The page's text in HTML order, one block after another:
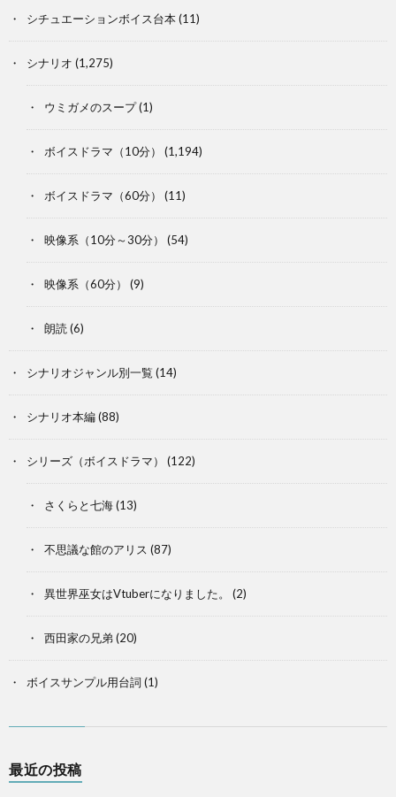
シチュエーションボイス台本(11)
シナリオ (1,275)
ウミガメのスープ(1)
ボイスドラマ（10分） (1,194)
ボイスドラマ（60分） (11)
映像系（10分～30分） (54)
映像系（60分） (9)
朗読 (6)
シナリオジャンル別一覧 (14)
シナリオ本編(88)
シリーズ（ボイスドラマ） (122)
さくらと七海(13)
不思議な館のアリス (87)
異世界巫女はVtuberになりました。 (2)
西田家の兄弟(20)
ボイスサンプル用台詞 (1)
最近の投稿